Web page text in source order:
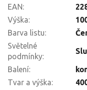
EAN:
Výška:
Barva listu:
Světelné
podmínky:
Balení:
Tvar a výška: